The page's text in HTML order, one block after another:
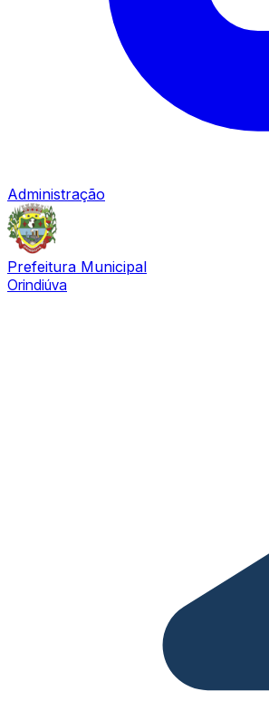
Administração
Prefeitura Municipal
Orindiúva